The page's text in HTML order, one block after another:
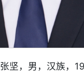
张坚，男，汉族，